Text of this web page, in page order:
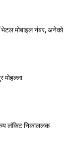
मोबाइल नंबर, अनेको
लॉकेट निकाललक